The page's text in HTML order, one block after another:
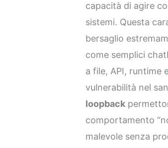
capacità di agire
sistemi. Questa
bersaglio
come semplici
a file, API, runtime
vulnerabilità nel
loopback
comportamento
malevole senza